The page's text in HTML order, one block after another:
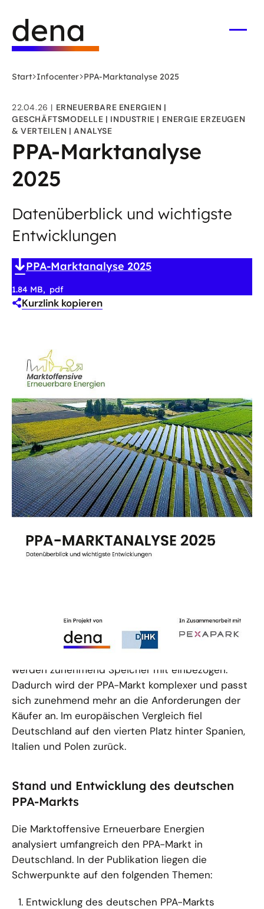
Hauptinhalt
springen
Deutsche
Energie-
Agentur
-
Startseite
Start Infocenter PPA-Marktanalyse 2025
22.04.26
ERNEUERBARE ENERGIEN
GESCHÄFTSMODELLE
INDUSTRIE
ENERGIE ERZEUGEN
& VERTEILEN
ANALYSE
PPA-Marktanalyse
2025
Datenüberblick und wichtigste
Entwicklungen
PPA-Marktanalyse 2025
1.84 MB pdf
Kurzlink kopieren
4. Platz für Deutschland im PPA-Markt
(PPAs) untersucht. Die Analyse für das Jahr 2025
zeigt: Die Neuabschlüsse nehmen nach starken
werden zunehmend Speicher mit einbezogen.
Dadurch wird der PPA-Markt komplexer und passt
sich zunehmend mehr an die Anforderungen der
Käufer an. Im europäischen Vergleich fiel
Deutschland auf den vierten Platz hinter Spanien,
Italien und Polen zurück.
Stand und Entwicklung des deutschen
PPA-Markts
Die Marktoffensive Erneuerbare Energien
analysiert umfangreich den PPA-Markt in
Deutschland. In der Publikation liegen die
Schwerpunkte auf den folgenden Themen:
Entwicklung des deutschen PPA-Markts